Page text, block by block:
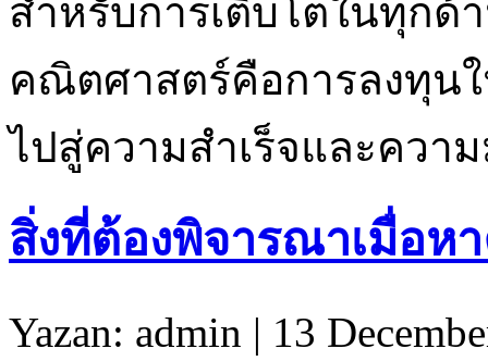
สำหรับการเติบโตในทุกด้
คณิตศาสตร์คือการลงทุ
ไปสู่ความสำเร็จและคว
สิ่งที่ต้องพิจารณาเมื่อห
Yazan: admin | 13